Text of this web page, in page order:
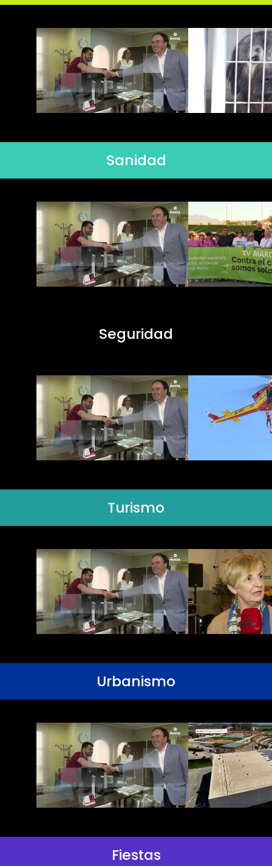
Sanidad
Seguridad
Turismo
Urbanismo
Fiestas